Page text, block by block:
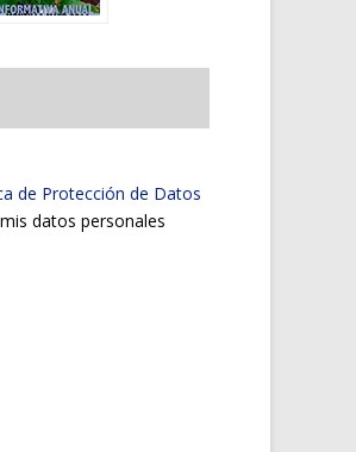
de Protección de Datos
datos personales